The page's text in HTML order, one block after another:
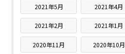
2021年5月 2021年4月
2021年2月 2021年1月
2020年11月 2020年10月